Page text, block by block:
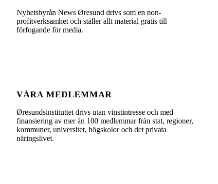
Nyhetsbyrån News Øresund drivs som en non-
profitverksamhet och ställer allt material gratis till
förfogande för media.
VÅRA MEDLEMMAR
Øresundsinstituttet drivs utan vinst­intresse och med
finansiering av mer än 100 medlemmar från stat, regioner,
kommuner, universitet, högskolor och det privata
näringslivet.